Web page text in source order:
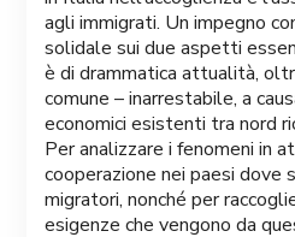
agli immigrati. Un impegno
solidale sui due aspetti
è di drammatica attualità,
comune – inarrestabile, a
economici esistenti tra nord
Per analizzare i fenomeni in
cooperazione nei paesi dove
migratori, nonché per
esigenze che vengono da